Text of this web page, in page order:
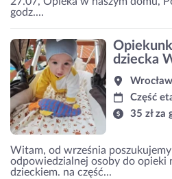
godz....
dziecka
Wrocław
Część
35 zł za
Witam, od września
odpowiedzialnej osoby do opieki
dzieckiem. na część...